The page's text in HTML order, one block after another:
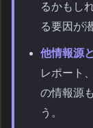
るかもし
る要因が
他情報源
レポート
の情報源
う。